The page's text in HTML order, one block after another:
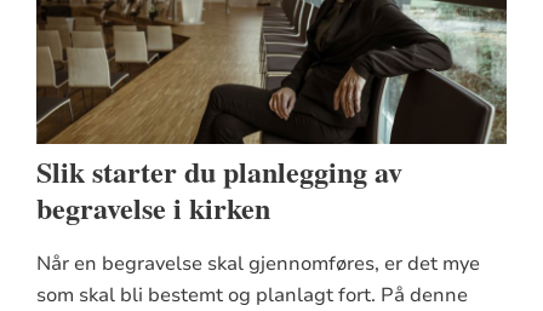
Slik starter du planlegging av
begravelse i kirken
Når en begravelse skal gjennomføres, er det mye
som skal bli bestemt og planlagt fort. På denne